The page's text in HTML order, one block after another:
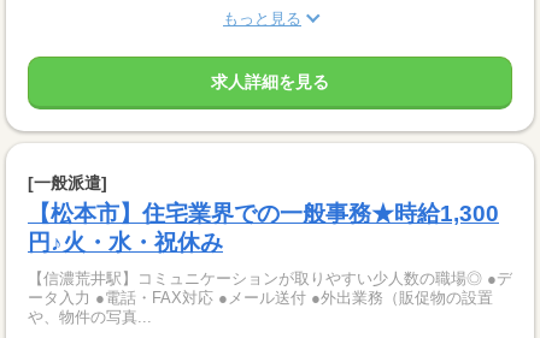
もっと見る
求人詳細を見る
[一般派遣]
【松本市】住宅業界での一般事務★時給1,300
円♪火・水・祝休み
【信濃荒井駅】コミュニケーションが取りやすい少人数の職場◎ ●デ
ータ入力 ●電話・FAX対応 ●メール送付 ●外出業務（販促物の設置
や、物件の写真...